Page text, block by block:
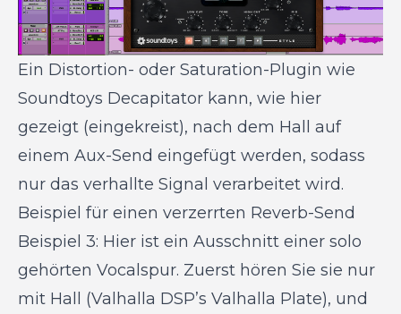
Ein Distortion- oder Saturation-Plugin wie
Soundtoys Decapitator kann, wie hier
gezeigt (eingekreist), nach dem Hall auf
einem Aux-Send eingefügt werden, sodass
nur das verhallte Signal verarbeitet wird.
Beispiel für einen verzerrten Reverb-Send
Beispiel 3: Hier ist ein Ausschnitt einer solo
gehörten Vocalspur. Zuerst hören Sie sie nur
mit Hall (Valhalla DSP’s Valhalla Plate), und